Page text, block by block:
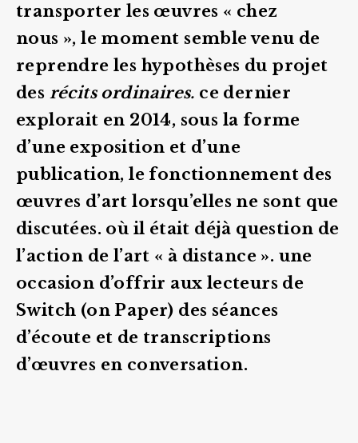
transporter les œuvres « chez
nous », le moment semble venu de
reprendre les hypothèses du projet
des récits ordinaires. ce dernier
explorait en 2014, sous la forme
d’une exposition et d’une
publication, le fonctionnement des
œuvres d’art lorsqu’elles ne sont que
discutées. où il était déjà question de
l’action de l’art « à distance ». une
occasion d’offrir aux lecteurs de
Switch (on Paper) des séances
d’écoute et de transcriptions
d’œuvres en conversation.